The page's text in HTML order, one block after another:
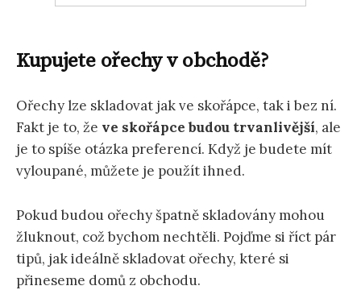
Kupujete ořechy v obchodě?
Ořechy lze skladovat jak ve skořápce, tak i bez ní.
Fakt je to, že ve skořápce budou trvanlivější, ale
je to spíše otázka preferencí. Když je budete mít
vyloupané, můžete je použít ihned.
Pokud budou ořechy špatně skladovány mohou
žluknout, což bychom nechtěli. Pojďme si říct pár
tipů, jak ideálně skladovat ořechy, které si
přineseme domů z obchodu.